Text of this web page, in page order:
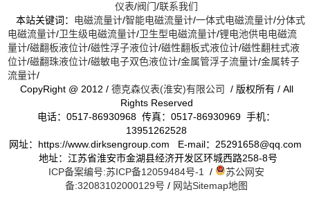
仪表/阀门/联系我们
本站关键词： 电磁流量计/智能电磁流量计/一体式电磁流量计/分体式
电磁流量计/卫生级电磁流量计/卫生型电磁流量计/锂电池供电电磁流
量计/磁翻板液位计/磁性浮子液位计/磁性翻板式液位计/磁性翻柱式液
位计/磁翻珠液位计/磁敏电子双色液位计/金属管浮子流量计/金属转子
流量计/
CopyRight @ 2012 / 德克森仪表(淮安)有限公司 / 版权所有 / All
Rights Reserved
电话：0517-86930968 传真：0517-86930969 手机：
13951262528
网址：https://www.dirksengroup.com E-mail：25291658@qq.com
地址：江苏省淮安市金湖县经济开发区环城西路258-8号
ICP备案编号:苏ICP备12059484号-1
/
苏公网安
备:32083102000129号 / 网站Sitemap地图